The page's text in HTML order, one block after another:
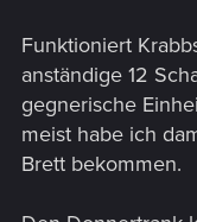
Funktioniert
anständige 12
gegnerische
meist habe ich
Brett bekommen.